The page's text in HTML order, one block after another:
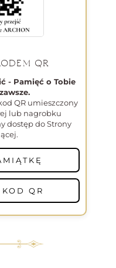
QR
- Pamięć o Tobie
QR umieszczony
lub nagrobku
dostęp do Strony
QR